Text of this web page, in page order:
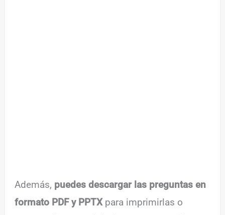
Además, puedes descargar las preguntas en
formato PDF y PPTXpara imprimirlas o